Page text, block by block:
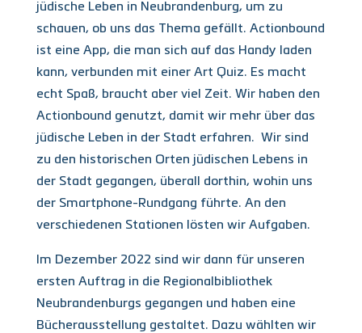
jüdische Leben in Neubrandenburg, um zu
schauen, ob uns das Thema gefällt. Actionbound
ist eine App, die man sich auf das Handy laden
kann, verbunden mit einer Art Quiz. Es macht
echt Spaß, braucht aber viel Zeit. Wir haben den
Actionbound genutzt, damit wir mehr über das
jüdische Leben in der Stadt erfahren. Wir sind
zu den historischen Orten jüdischen Lebens in
der Stadt gegangen, überall dorthin, wohin uns
der Smartphone-Rundgang führte. An den
verschiedenen Stationen lösten wir Aufgaben.
Im Dezember 2022 sind wir dann für unseren
ersten Auftrag in die Regionalbibliothek
Neubrandenburgs gegangen und haben eine
Bücherausstellung gestaltet. Dazu wählten wir